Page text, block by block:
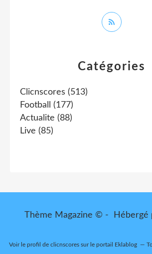
Catégories
Clicnscores (513)
Football
(177)
Actualite (88)
Live (85)
Thème Magazine © - Hébergé
Voir le profil de clicnscoressur le portail Eklablog